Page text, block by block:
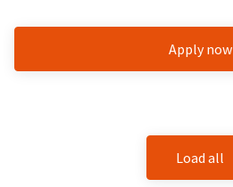
Apply now
Load all